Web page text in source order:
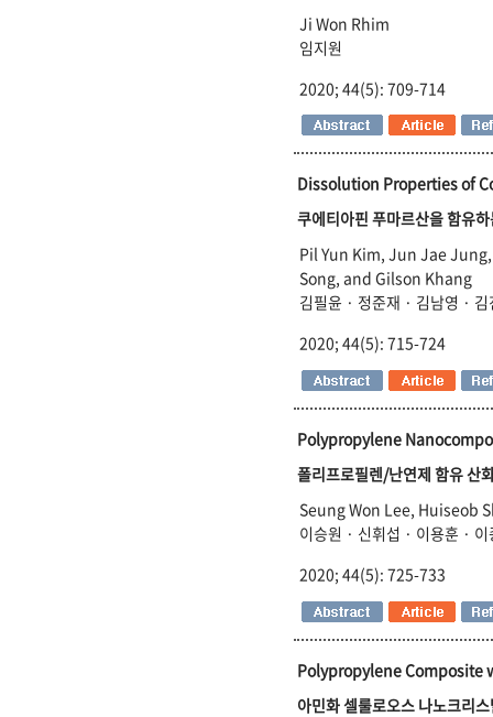
Ji Won Rhim
임지원
2020; 44(5): 709-714
Dissolution Properties of
쿠에티아핀 푸마르산을 함유
Pil Yun Kim, Jun Jae
Song, and Gilson Khang
김필윤 · 정준재 · 김남영 ·
2020; 44(5): 715-724
Polypropylene
폴리프로필렌/난연제 함유 산
Seung Won Lee, Huiseob
이승원 · 신휘섭 · 이용훈 ·
2020; 44(5): 725-733
Polypropylene Composite
아민화 셀룰로오스 나노크리